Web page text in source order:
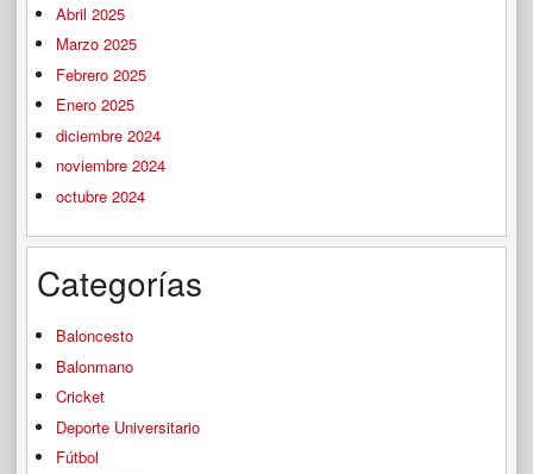
Abril 2025
Marzo 2025
Febrero 2025
Enero 2025
diciembre 2024
noviembre 2024
octubre 2024
Categorías
Baloncesto
Balonmano
Cricket
Deporte Universitario
Fútbol